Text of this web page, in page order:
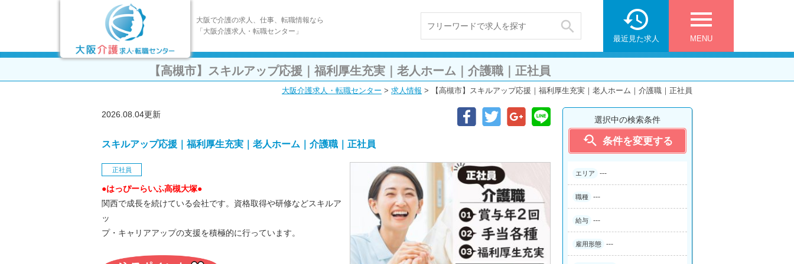
大阪で介護の求人、仕事、転職情報なら
「大阪介護求人・転職センター」
 menu
MENU

最近見た求人
【高槻市】スキルアップ応援｜福利厚生充実｜老人ホーム｜介護職｜正社員
大阪介護求人・転職センター > 求人情報 > 【高槻市】スキルアップ応援｜福利厚生充実｜老人ホーム｜介護職｜正社員
選択中の検索条件
 条件を変更する
エリア ---
職種 ---
給与 ---
雇用形態 ---
2026.08.04更新
スキルアップ応援｜福利厚生充実｜老人ホーム｜介護職｜正社員
正社員
●はっぴーらいふ高槻大塚●
関西で成長を続けている会社です。資格取得や研修などスキルア
ッ
プ・キャリアアップの支援を積極的に行っています。